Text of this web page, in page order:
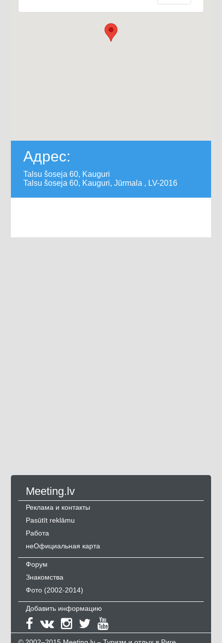
Адрес:
Talsu šoseja 60, Kauguri
Talsu šoseja 60, Kauguri, Jūrmala , LV-2016
Meeting.lv
Реклама и контакты
Pasūtīt reklāmu
Работа
неОфициальная карта
Форум
Знакомства
Фото (2002-2014)
Добавить информацию